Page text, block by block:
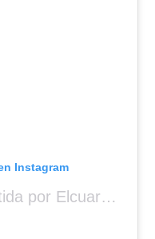
Instagram
Una publicación compartida por Elcuara (@elcuara.25)